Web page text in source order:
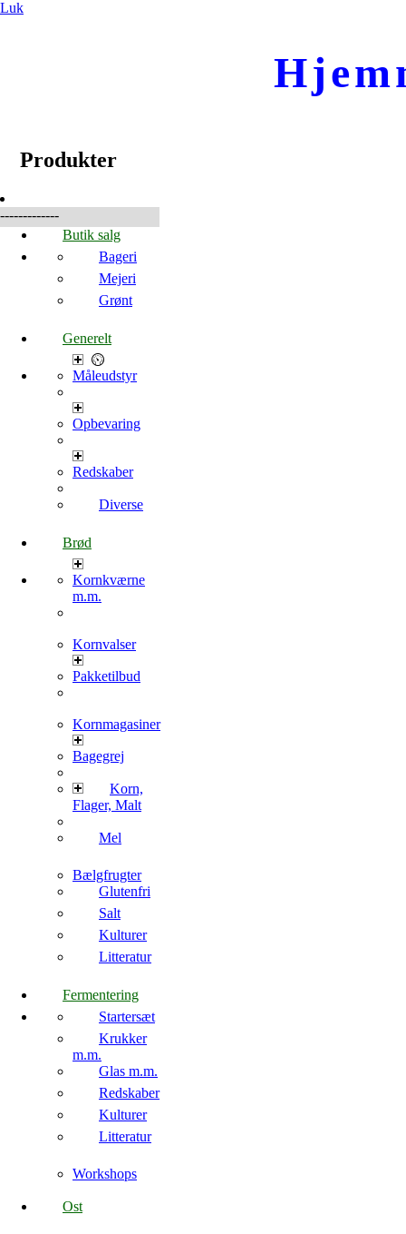
Luk
Produkter
-------------
Butik salg
Bageri
Mejeri
Grønt
Generelt
Måleudstyr
Opbevaring
Redskaber
Diverse
Brød
Kornkværne
m.m.
Kornvalser
Pakketilbud
Kornmagasiner
Bagegrej
Korn,
Flager, Malt
Mel
Bælgfrugter
Glutenfri
Salt
Kulturer
Litteratur
Fermentering
Startersæt
Krukker
m.m.
Glas m.m.
Redskaber
Kulturer
Litteratur
Workshops
Ost